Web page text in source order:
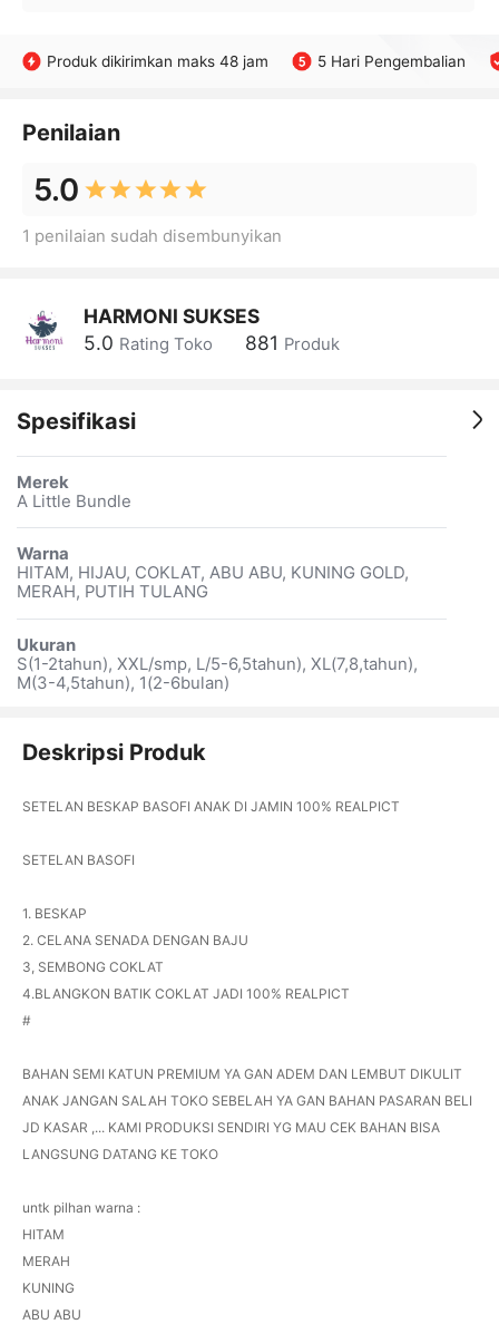
Produk dikirimkan maks 48 jam 5 Hari Pengembalian
Penilaian
5.0
1 penilaian sudah disembunyikan
HARMONI SUKSES
5.0 Rating Toko 881 Produk
Spesifikasi
Merek
A Little Bundle
Warna
HITAM, HIJAU, COKLAT, ABU ABU, KUNING GOLD,
MERAH, PUTIH TULANG
Ukuran
S(1-2tahun), XXL/smp, L/5-6,5tahun), XL(7,8,tahun),
M(3-4,5tahun), 1(2-6bulan)
Deskripsi Produk
SETELAN BESKAP BASOFI ANAK DI JAMIN 100% REALPICT
SETELAN BASOFI
1. BESKAP
2. CELANA SENADA DENGAN BAJU
3, SEMBONG COKLAT
4.BLANGKON BATIK COKLAT JADI 100% REALPICT
#
BAHAN SEMI KATUN PREMIUM YA GAN ADEM DAN LEMBUT DIKULIT
ANAK JANGAN SALAH TOKO SEBELAH YA GAN BAHAN PASARAN BELI
JD KASAR ,... KAMI PRODUKSI SENDIRI YG MAU CEK BAHAN BISA
LANGSUNG DATANG KE TOKO
untk pilhan warna :
HITAM
MERAH
KUNING
ABU ABU